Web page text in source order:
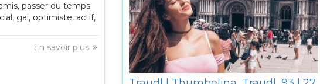
passer du temps
gai, optimiste, actif,
En savoir plus